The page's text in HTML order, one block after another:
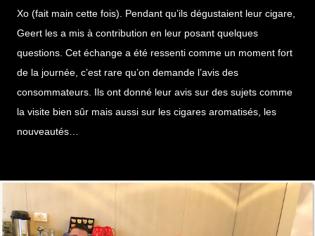
Xo (fait main cette fois). Pendant qu’ils dégustaient leur cigare,
Geert les a mis à contribution en leur posant quelques
questions. Cet échange a été ressenti comme un moment fort
de la journée, c’est rare qu’on demande l’avis des
consommateurs. Ils ont donné leur avis sur des sujets comme
la visite bien sûr mais aussi sur les cigares aromatisés, les
nouveautés…